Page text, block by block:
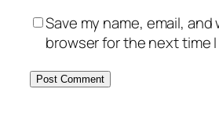
Save my name, email,
browser for the next time